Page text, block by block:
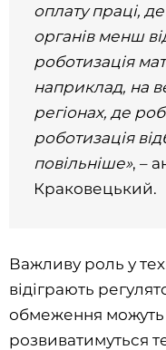
оплату праці,
органів менш
роботизація
наприклад, на
регіонах, де
роботизація
повільніше», –
Краковецький.
Важливу роль у
відіграють
обмеження можуть
розвиватимуться